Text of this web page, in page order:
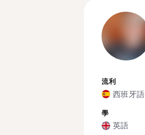
流利
西班牙語
學
英語